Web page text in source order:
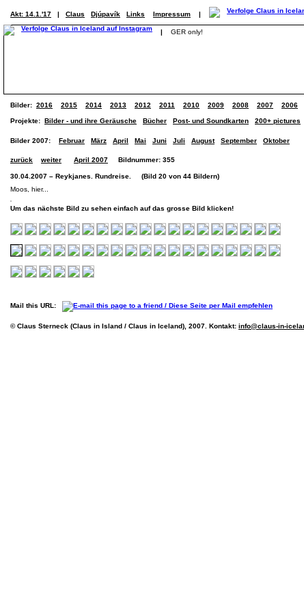
Akt: 14.1.'17 | Claus Djúpavík Links Impressum |
| GER only!
Bilder: 2016 2015 2014 2013 2012 2011 2010 2009 2008 2007 2006
Projekte: Bilder - und ihre Geräusche Bücher Post- und Soundkarten 200+ pictures
Bilder 2007: Februar März April Mai Juni Juli August September Oktober
zurück weiter April 2007 Bildnummer: 355
30.04.2007 – Reykjanes. Rundreise. (Bild 20 von 44 Bildern)
Moos, hier...
Um das nächste Bild zu sehen einfach auf das grosse Bild klicken!
Mail this URL:
© Claus Sterneck (Claus in Island / Claus in Iceland), 2007. Kontakt: info@claus-in-